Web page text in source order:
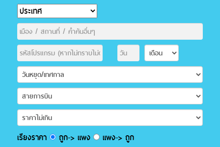
เรียงราคา ถูก-> แพง แพง-> ถูก